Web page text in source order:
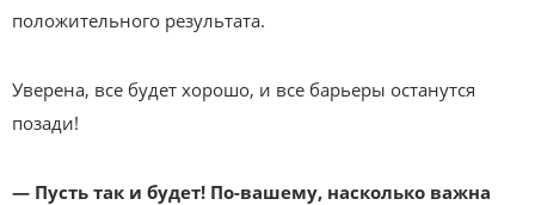
положительного результата.
Уверена, все будет хорошо, и все барьеры останутся
позади!
— Пусть так и будет! По-вашему, насколько важна